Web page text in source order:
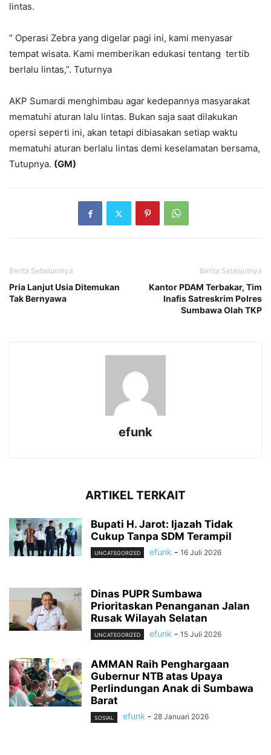
lintas.
” Operasi Zebra yang digelar pagi ini, kami menyasar
tempat wisata. Kami memberikan edukasi tentang tertib
berlalu lintas,”. Tuturnya
AKP Sumardi menghimbau agar kedepannya masyarakat
mematuhi aturan lalu lintas. Bukan saja saat dilakukan
opersi seperti ini, akan tetapi dibiasakan setiap waktu
mematuhi aturan berlalu lintas demi keselamatan bersama,
Tutupnya. (GM)
Berita Sebelumnya
Pria Lanjut Usia Ditemukan
Tak Bernyawa
Berita Selanjutnya
Kantor PDAM Terbakar, Tim
Inafis Satreskrim Polres
Sumbawa Olah TKP
efunk
ARTIKEL TERKAIT
Bupati H. Jarot: Ijazah Tidak
Cukup Tanpa SDM Terampil
UNCATEGORIZED efunk - 16 Juli 2026
Dinas PUPR Sumbawa
Prioritaskan Penanganan Jalan
Rusak Wilayah Selatan
UNCATEGORIZED efunk - 15 Juli 2026
AMMAN Raih Penghargaan
Gubernur NTB atas Upaya
Perlindungan Anak di Sumbawa
Barat
SOSIAL efunk - 28 Januari 2026